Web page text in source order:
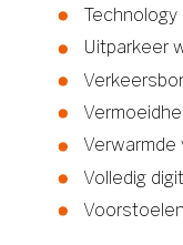
Technology
Uitparkeer
Verwarmde
Volledig